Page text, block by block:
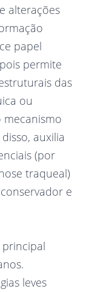
alterações
papel
permite
das
ou
mecanismo
auxilia
(por
traqueal)
e
leves